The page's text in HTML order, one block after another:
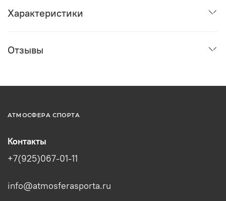
Характеристики
Отзывы
АТМОСФЕРА СПОРТА
Контакты
+7(925)067-01-11
info@atmosferasporta.ru